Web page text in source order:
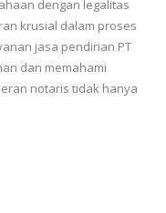
dengan legalitas
krusial dalam proses
jasa pendirian PT
dan memahami
notaris tidak hanya